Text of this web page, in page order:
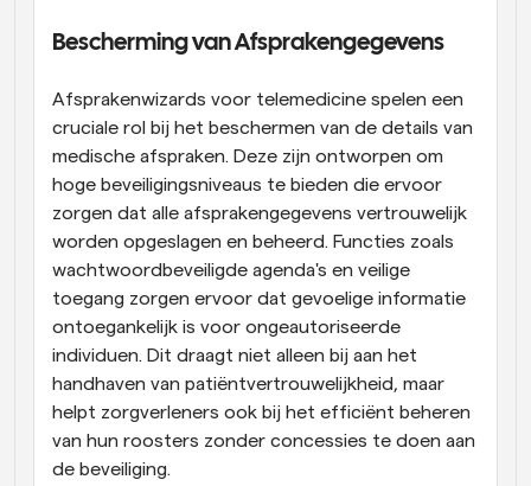
Bescherming van Afsprakengegevens
Afsprakenwizards voor telemedicine spelen een
cruciale rol bij het beschermen van de details van
medische afspraken. Deze zijn ontworpen om
hoge beveiligingsniveaus te bieden die ervoor
zorgen dat alle afsprakengegevens vertrouwelijk
worden opgeslagen en beheerd. Functies zoals
wachtwoordbeveiligde agenda's en veilige
toegang zorgen ervoor dat gevoelige informatie
ontoegankelijk is voor ongeautoriseerde
individuen. Dit draagt niet alleen bij aan het
handhaven van patiëntvertrouwelijkheid, maar
helpt zorgverleners ook bij het efficiënt beheren
van hun roosters zonder concessies te doen aan
de beveiliging.